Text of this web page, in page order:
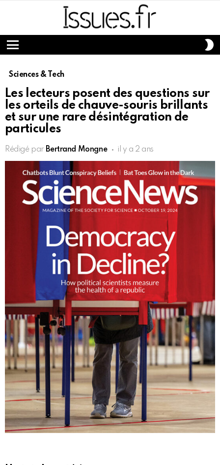
Menu
Sciences & Tech
Les lecteurs posent des questions sur
les orteils de chauve-souris brillants
et sur une rare désintégration de
particules
Rédigé par Bertrand Mongne il y a 2 ans